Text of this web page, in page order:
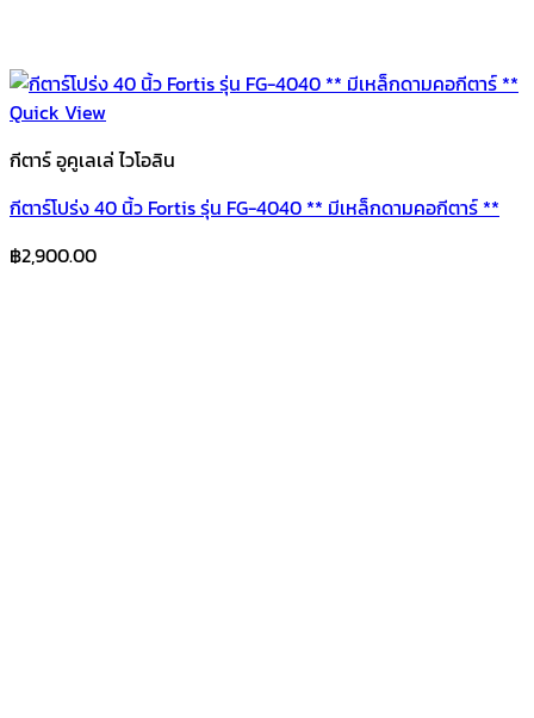
Quick View
กีตาร์ อูคูเลเล่ ไวโอลิน
กีตาร์โปร่ง 40 นิ้ว Fortis รุ่น FG-4040 ** มีเหล็กดามคอกีตาร์ **
฿2,900.00